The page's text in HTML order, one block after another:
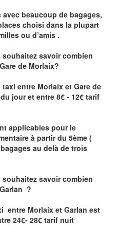
beaucoup de bagages,
choisi dans la plupart
ou d’amis .
souhaitez savoircombien
de Morlaix?
entre Morlaix et Gare de
jour et entre 8€ - 12€ tarif
applicables pour le
à partir du 5ème (
au delà de trois
souhaitez savoircombien
?
entre Morlaix et Garlan est
24€- 28€ tarif nuit